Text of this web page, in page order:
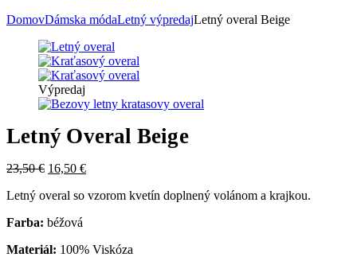
DomovDámska módaLetný výpredajLetný overal Beige
Výpredaj
Letný Overal Beige
23,50€ 16,50 €
Letný overal so vzorom kvetín doplnený volánom a krajkou.
Farba: béžová
Materiál: 100% Viskóza